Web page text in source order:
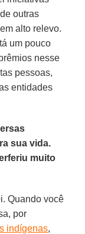
outras
alto relevo.
um pouco
nesse
pessoas,
entidades
sua vida.
muito
Quando você
por
indígenas,